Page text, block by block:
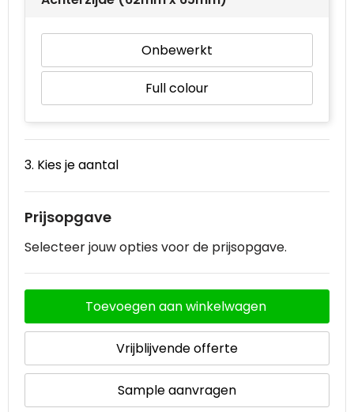
Onbewerkt
Full colour
3. Kies je aantal
Prijsopgave
Selecteer jouw opties voor de prijsopgave.
Toevoegen aan winkelwagen
Vrijblijvende offerte
Sample aanvragen